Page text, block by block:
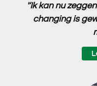
'‘Ik kan nu
changing is